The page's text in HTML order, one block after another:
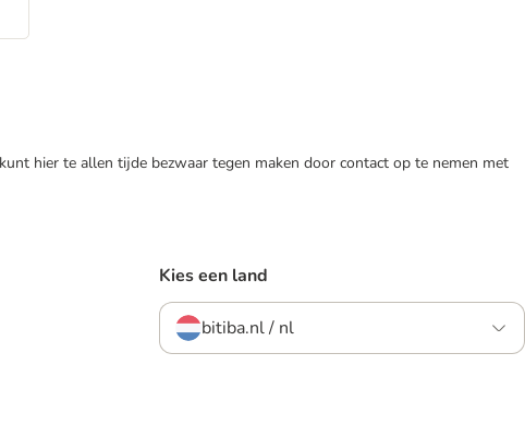
hier te allen tijde bezwaar tegen maken door contact op te nemen met
Kies een land
bitiba.nl / nl